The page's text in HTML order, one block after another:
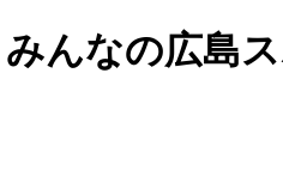
んなの広島